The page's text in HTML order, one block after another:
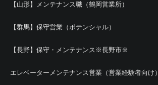
【山形】メンテナンス職（鶴岡営業所）
【群馬】保守営業（ポテンシャル）
【長野】保守・メンテナンス※長野市※
エレベーターメンテナンス営業（営業経験者向け）